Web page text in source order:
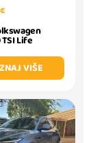
TSI Life
VIŠE